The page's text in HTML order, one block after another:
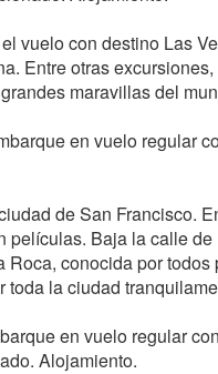
vuelo con destino Las
Entre otras
maravillas del
en vuelo regular
de San Francisco.
Baja la calle
conocida por
la ciudad
en vuelo regular
Alojamiento.